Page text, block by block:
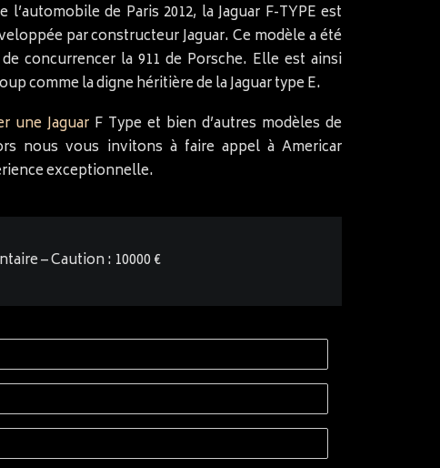
de Paris 2012, la Jaguar F-TYPE est
par constructeur Jaguar. Ce modèle a été
concurrencer la 911 de Porsche. Elle est ainsi
comme la digne héritière de la Jaguar type E.
une Jaguar F Type et bien d’autres modèles de
nous vous invitons à faire appel à Americar
exceptionnelle.
– Caution : 10000 €